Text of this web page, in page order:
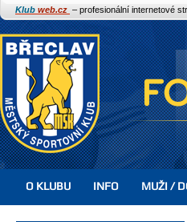
Klub web.cz – profesionální internetové
O KLUBU INFO MUŽI /